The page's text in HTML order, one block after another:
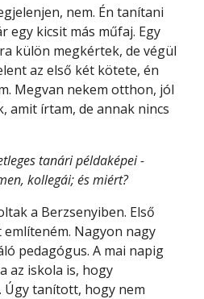
nem. Én tanítani
egy kicsit más műfaj. Egy
külön megkértek, de végül
az első két kötete, én
Megvan nekem otthon, jól
amit írtam, de annak nincs
tanári példaképei -
kollegái; és miért?
a Berzsenyiben. Első
említeném. Nagyon nagy
pedagógus. A mai napig
az iskola is, hogy
tanított, hogy nem